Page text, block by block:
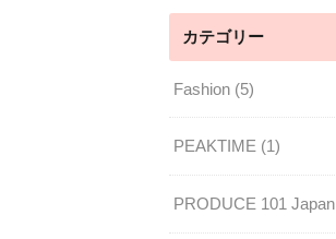
カテゴリー
Fashion (5)
PEAKTIME (1)
PRODUCE 101 Japan